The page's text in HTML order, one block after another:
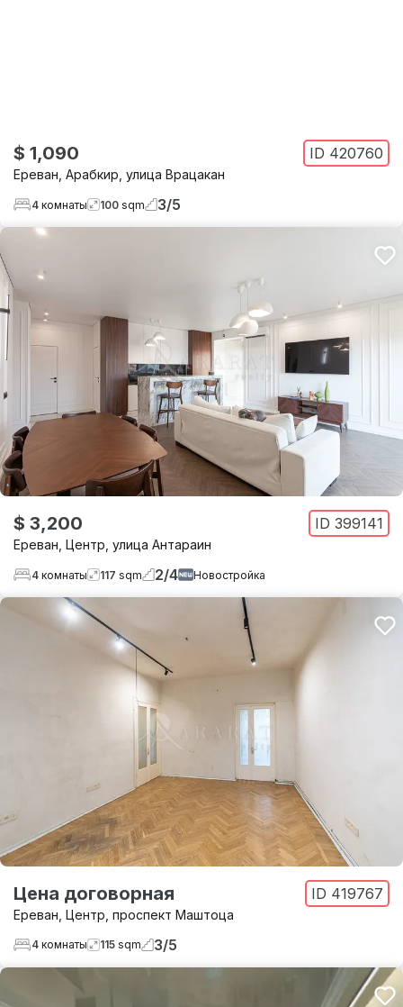
$ 1,090 ID 420760
Ереван, Арабкир, улица Врацакан
4 комнаты 100 sqm 3/5
$ 3,200 ID 399141
Ереван Центр улица Антараин
4 комнаты 117 sqm 2/4 Новостройка
Цена договорная ID 419767
Ереван Центр проспект Маштоца
4 комнаты 115 sqm 3/5